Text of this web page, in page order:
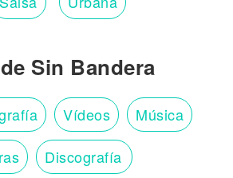
Sin Bandera
Vídeos Música
Discografía